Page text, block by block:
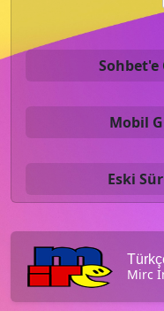
Sohbet'e
Mobil
Eski
Mirc